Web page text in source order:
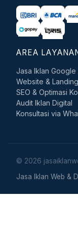
AREA
Jasa Iklan Google
Website &
SEO & Optimasi
Audit Iklan Digital
Konsultasi via
© 2026
Jasa Iklan Web &